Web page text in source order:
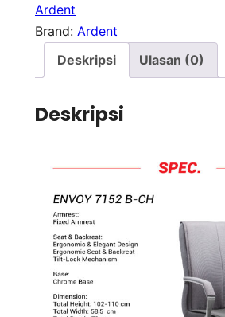
Ardent
Brand: Ardent
Deskripsi
Ulasan (0)
Deskripsi